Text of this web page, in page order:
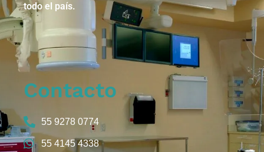
todo el país.
Contacto
55 9278 0774
55 4145 4338